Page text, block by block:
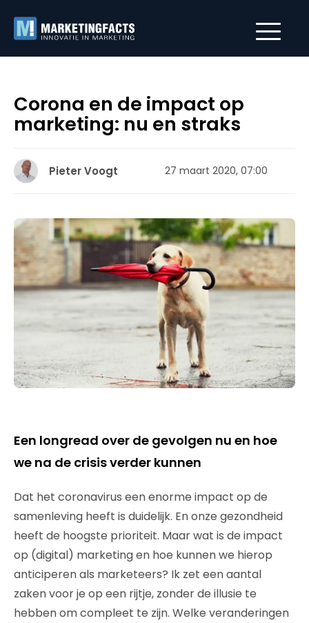
Corona en de impact op
marketing: nu en straks
Pieter Voogt 27 maart 2020, 07:00
Een longread over de gevolgen nu en hoe
we na de crisis verder kunnen
Dat het coronavirus een enorme impact op de
samenleving heeft is duidelijk. En onze gezondheid
heeft de hoogste prioriteit. Maar wat is de impact
op (digital) marketing en hoe kunnen we hierop
anticiperen als marketeers? Ik zet een aantal
zaken voor je op een rijtje, zonder de illusie te
hebben om compleet te zijn. Welke veranderingen